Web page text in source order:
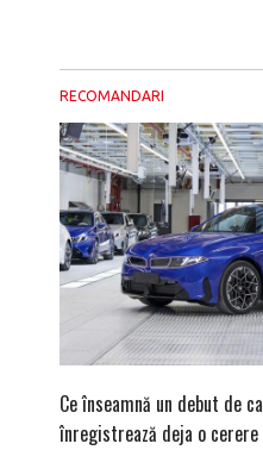
RECOMANDARI
Ce înseamnă un debut de
înregistrează deja o